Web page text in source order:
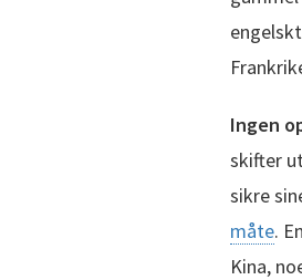
Ingen
skifter
sikre
måte.
Kina,